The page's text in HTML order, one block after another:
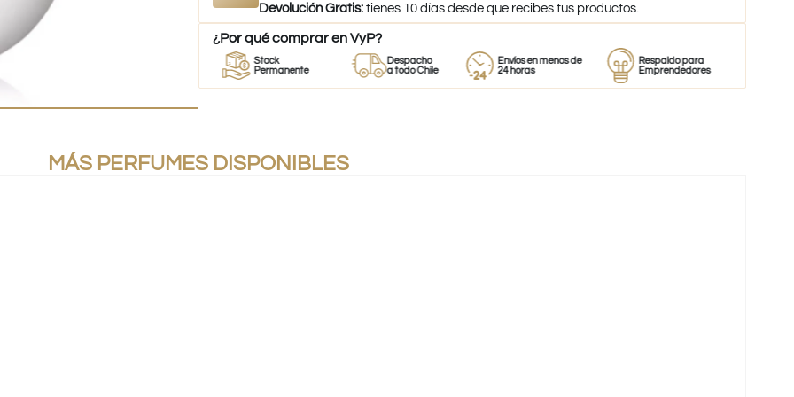
Devolución Gratis: tienes 10 días desde que recibes tus productos.
¿Por qué comprar en VyP?
Stock
Permanente
Despacho
a todo Chile
Envíos en menos de
24 horas
Respaldo para
Emprendedores
MÁS PERFUMES DISPONIBLES